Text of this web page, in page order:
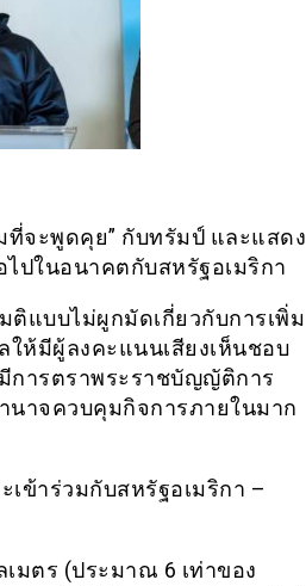
มที่จะพูดคุย” กับทรัมป์ และแสดง
ปในอนาคตกับสหรัฐอเมริกา
ติแบบไม่ผูกมัดเกี่ยวกับการเพิ่ม
ให้มีผู้ลงคะแนนเสียงเห็นชอบ
การตราพระราชบัญญัติการ
นาจควบคุมกิจการภายในมาก
เข้าร่วมกับสหรัฐอเมริกา –
มตร (ประมาณ 6 เท่าของ